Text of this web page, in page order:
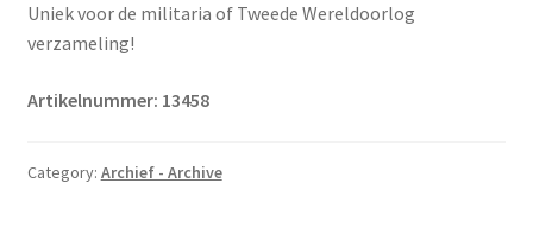
Uniek voor de militaria of Tweede Wereldoorlog
verzameling!
Artikelnummer: 13458
Category: Archief - Archive